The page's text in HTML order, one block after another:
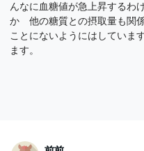
んなに血糖値が急上昇するわ
か 他の糖質との摂取量も関
ことにないようにはしていま
ます。